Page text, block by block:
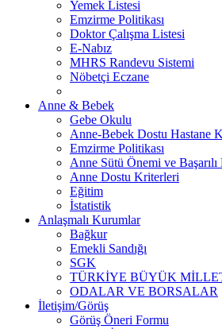
Yemek Listesi
Emzirme Politikası
Doktor Çalışma Listesi
E-Nabız
MHRS Randevu Sistemi
Nöbetçi Eczane
Anne & Bebek
Gebe Okulu
Anne-Bebek Dostu Hastane
Emzirme Politikası
Anne Sütü Önemi ve
Anne Dostu Kriterleri
Eğitim
İstatistik
Anlaşmalı Kurumlar
Bağkur
Emekli Sandığı
SGK
TÜRKİYE BÜYÜK
ODALAR VE BORSALAR
İletişim/Görüş
Görüş Öneri Formu